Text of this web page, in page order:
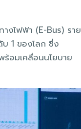
างไฟฟ้า (E-Bus) ราย
1 ของโลก ซึ่ง
ร้อมเคลื่อนนโยบาย